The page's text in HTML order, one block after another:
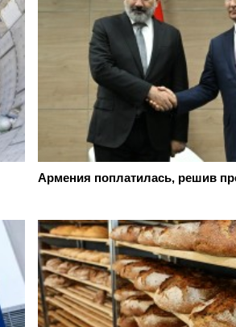
Армения поплатилась, решив